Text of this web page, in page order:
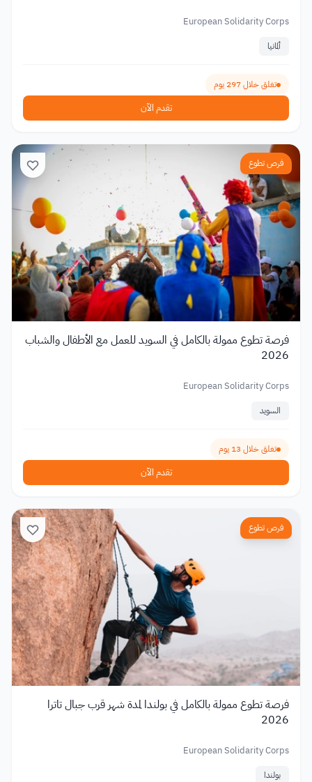
European Solidarity Corps
ألمانيا
تغلق خلال 297 يوم
تقدم الآن
فرص تطوع
فرصة تطوع ممولة بالكامل في السويد للعمل مع الأطفال والشباب
2026
European Solidarity Corps
السويد
تغلق خلال 13 يوم
تقدم الآن
فرص تطوع
فرصة تطوع ممولة بالكامل في بولندا لمدة شهر قرب جبال تاترا
2026
European Solidarity Corps
بولندا